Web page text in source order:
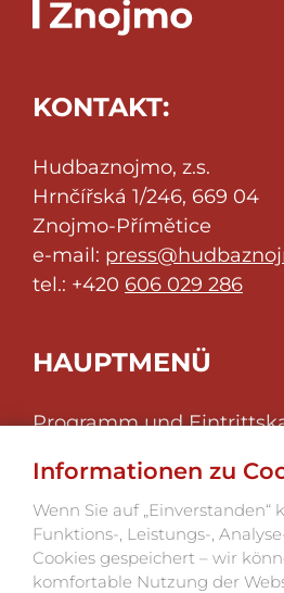
KONTAKT:
Hudbaznojmo, z.s.
Hrnčířská 1/246, 669 04
Znojmo-Přímětice
e-mail:
tel.: +420 606 029 286
HAUPTMENÜ
Programm und
Foto 2025
Klub der Festivalfreunde
Kontakte
Informationen zu
Wenn Sie auf „Einverstanden“
Funktions-, Leistungs-,
Cookies gespeichert – wir
komfortable Nutzung der